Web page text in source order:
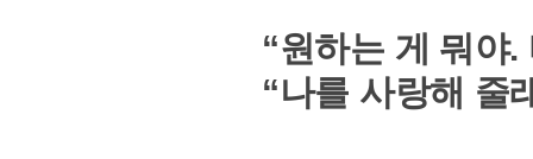
“원하는 게 뭐야.
“나를 사랑해 줄